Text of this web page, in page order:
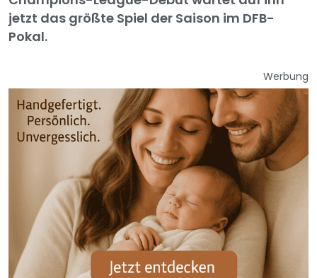
jetzt das größte Spiel der Saison im DFB-
Pokal.
Werbung